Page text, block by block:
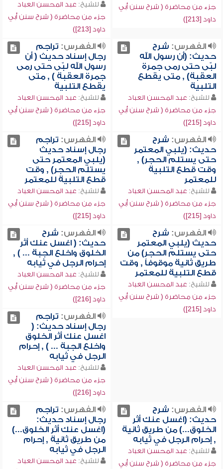
جزء من محاضرة ( شرح سنن أبي
داود [213])
للشيخ: عبد المحسن العباد
جزء من محاضرة ( شرح سنن أبي
داود [213])
الفهرس: شرح
حديث: (أن رسول الله
لبّى حتى رمى جمرة
العقبة) , متى يقطع
التلبية
للشيخ: عبد المحسن العباد
جزء من محاضرة ( شرح سنن أبي
داود [215])
الفهرس: تراجم
رجال إسناد حديث ( أن
رسول الله لبّى حتى رمى
جمرة العقبة ) , متى
يقطع التلبية
للشيخ: عبد المحسن العباد
جزء من محاضرة ( شرح سنن أبي
داود [215])
الفهرس: شرح
حديث: (يلبي المعتمر
حتى يستلم الحجر) ,
وقت قطع التلبية
للمعتمر
للشيخ: عبد المحسن العباد
جزء من محاضرة ( شرح سنن أبي
داود [215])
الفهرس: تراجم
رجال إسناد حديث
(يلبي المعتمر حتى
يستلم الحجر) , وقت
قطع التلبية للمعتمر
للشيخ: عبد المحسن العباد
جزء من محاضرة ( شرح سنن أبي
داود [215])
الفهرس: شرح
حديث (يلبي المعتمر
حتى يستلم الحجر) من
طريق ثانية موقوفاً , وقت
قطع التلبية للمعتمر
للشيخ: عبد المحسن العباد
جزء من محاضرة ( شرح سنن أبي
داود [215])
الفهرس: شرح
حديث: ( اغسل عنك أثر
الخلوق واخلع الجبة ... ) ,
إحرام الرجل في ثيابه
للشيخ: عبد المحسن العباد
جزء من محاضرة ( شرح سنن أبي
داود [216])
الفهرس: تراجم
رجال إسناد حديث: (
اغسل عنك أثر الخلوق
واخلع الجبة ... ) , إحرام
الرجل في ثيابه
للشيخ: عبد المحسن العباد
جزء من محاضرة ( شرح سنن أبي
داود [216])
الفهرس: شرح
حديث: (اغسل عنك أثر
الخلوق...) من طريق ثانية
, إحرام الرجل في ثيابه
للشيخ: عبد المحسن العباد
جزء من محاضرة ( شرح سنن أبي
الفهرس: تراجم
رجال إسناد حديث:
(اغسل عنك أثر الخلوق...)
من طريق ثانية , إحرام
الرجل في ثيابه
للشيخ: عبد المحسن العباد